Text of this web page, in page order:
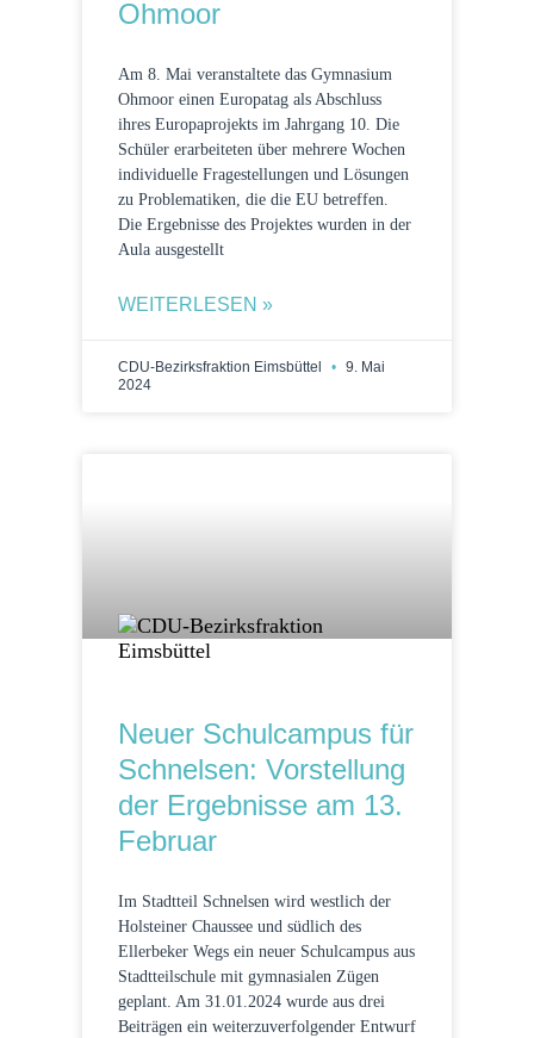
Ohmoor
Am 8. Mai veranstaltete das Gymnasium
Ohmoor einen Europatag als Abschluss
ihres Europaprojekts im Jahrgang 10. Die
Schüler erarbeiteten über mehrere Wochen
individuelle Fragestellungen und Lösungen
zu Problematiken, die die EU betreffen.
Die Ergebnisse des Projektes wurden in der
Aula ausgestellt
WEITERLESEN »
CDU-Bezirksfraktion Eimsbüttel
9. Mai
2024
Neuer Schulcampus für
Schnelsen: Vorstellung
der Ergebnisse am 13.
Februar
Im Stadtteil Schnelsen wird westlich der
Holsteiner Chaussee und südlich des
Ellerbeker Wegs ein neuer Schulcampus aus
Stadtteilschule mit gymnasialen Zügen
geplant. Am 31.01.2024 wurde aus drei
Beiträgen ein weiterzuverfolgender Entwurf